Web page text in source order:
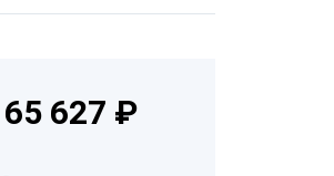
65 627 ₽